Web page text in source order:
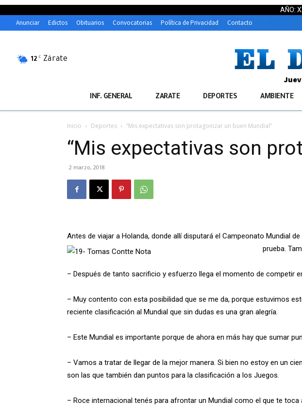
AÑO:
Anunciar Edictos Obituarios Convocatorias Política de Privacidad Contacto
12 C Zárate
INF. GENERAL ZARATE DEPORTES AMBIENTE
Inicio Deportes “Mis expectativas son protagonizar un buen Mundial”
“Mis expectativas son
2 marzo, 2018
Antes de viajar a Holanda, donde allí disputará el Campeonato Mundial
prueba.
– Después de tanto sacrificio y esfuerzo llega el momento de competir
– Muy contento con esta posibilidad que se me da, porque estuvimos
reciente clasificación al Mundial que sin dudas es una gran alegría.
– Este Mundial es importante porque de ahora en más hay que sumar
– Vamos a tratar de llegar de la mejor manera. Si bien no estoy en un
son las que también dan puntos para la clasificación a los Juegos.
– Roce internacional tenés para afrontar un Mundial como el que te toca